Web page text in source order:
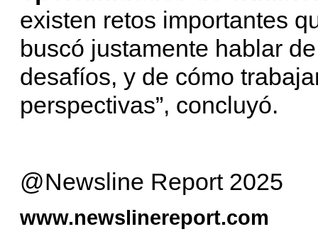
existen retos importantes
buscó justamente hablar
desafíos, y de cómo
perspectivas”, concluyó.
@Newsline Report 2025
www.newslinereport.com